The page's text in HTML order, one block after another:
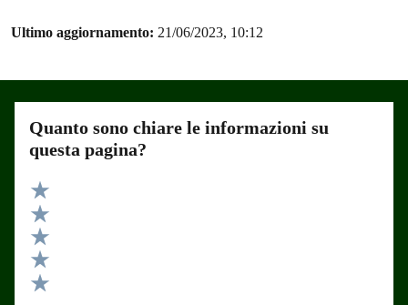
Ultimo aggiornamento: 21/06/2023, 10:12
Quanto sono chiare le informazioni su
questa pagina?
Valuta 5 stelle su 5
Valuta 4 stelle su 5
Valuta 3 stelle su 5
Valuta 2 stelle su 5